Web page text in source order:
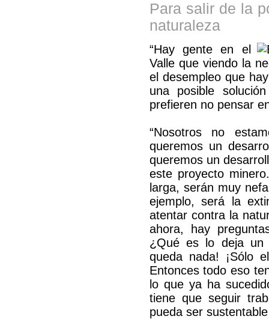
Para salir de la
naturaleza
“Hay gente en el
Valle que viendo la
el desempleo que
una posible
prefieren no pensar
“Nosotros no
queremos un
queremos un
este proyecto
larga, serán muy
ejemplo, será la
atentar contra la
ahora, hay
¿Qué es lo deja un
queda nada! ¡Sólo
Entonces todo eso
lo que ya ha
tiene que seguir
pueda ser